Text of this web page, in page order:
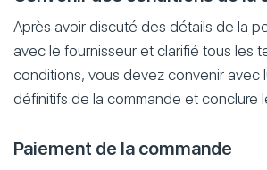
Après avoir discuté des détails de la
avec le fournisseur et clarifié tous les
conditions, vous devez convenir avec
définitifs de la commande et conclure
Paiement de la commande